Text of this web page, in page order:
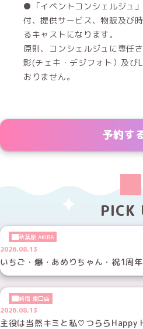
●「イベントコンシェルジュ
付、提供サービス、物販及び
るキャストになります。
原則、コンシェルジュに専任
影(チェキ・デジフォト）及び
おりません。
予約す
PICK
秋葉原 AKIBA
2026.08.13
いちご・爆・あめりちゃん・祝1周年
新宿 東口店
2026.08.13
主役は当然キミと私♡つらら